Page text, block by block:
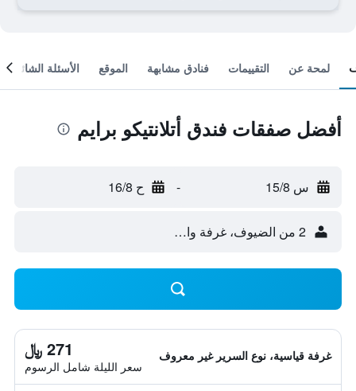
لمحة عن التقييمات فنادق مشابهة الموقع الأسئلة الشائعة
أفضل صفقات فندق أتلانتيكو برايم
س 15/8 - ح 16/8
2 من الضيوف، غرفة واحدة
غرفة قياسية، نوع السرير غير معروف 271 ﷼
سعر الليلة شامل الرسوم